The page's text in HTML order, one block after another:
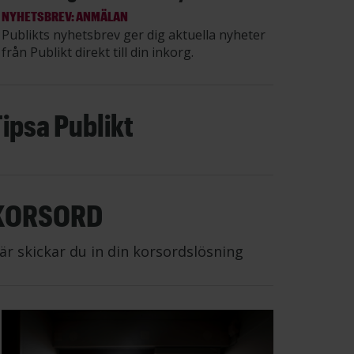
NYHETSBREV: ANMÄLAN
Publikts nyhetsbrev ger dig aktuella nyheter
från Publikt direkt till din inkorg.
Publikt
skickar du in din korsordslösning